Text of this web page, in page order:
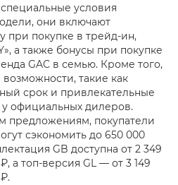
условия
они включают
при покупке в трейд-ин,
а также бонусы при покупке
GAC в семью. Кроме того,
такие как
срок и привлекательные
официальных дилеров.
предложениям, покупатели
сэкономить до 650 000
GB доступна от 2 349
а топ-версия GL — от 3 149